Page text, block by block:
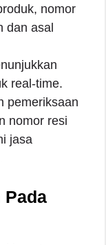
nomor
dan asal
real-time.
pemeriksaan
nomor resi
jasa
Pada